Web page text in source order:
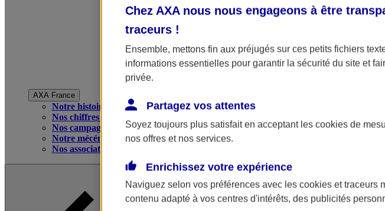
AXA France
Notre histoire
Nos chiffres clés
Nos campagnes publicitaires
Notre mécénat
Nos associations
Chez AXA nous nous engageons à être
traceurs !
Ensemble, mettons fin aux préjugés sur ces petits fichiers
informations essentielles pour garantir la sécurité du site et
privée.
Partagez vos attentes
Soyez toujours plus satisfait en acceptant les cookies de
nos offres et nos services.
Enrichissez votre expérience
Naviguez selon vos préférences avec les cookies et traceurs
contenu adapté à vos centres d'intérêts, des publicités